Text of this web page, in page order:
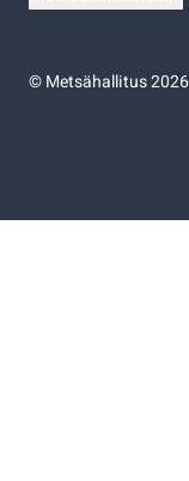
©Metsähallitus 2026